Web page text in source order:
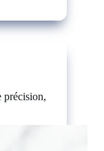
précision,